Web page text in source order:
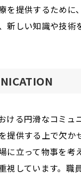
を提供するために
新しい知識や技術
ける円滑なコミュ
提供する上で欠か
に立って物事を考
視しています。職